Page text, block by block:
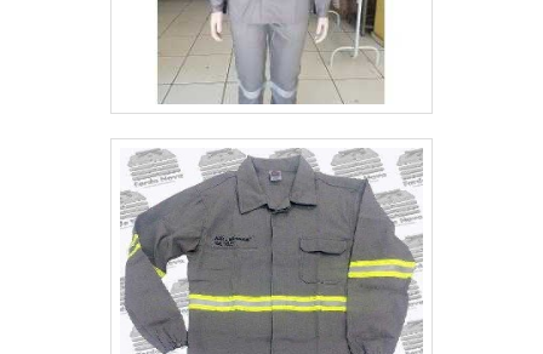
destaque quando pensamos em uma
empresa que entrega confiança e produtos
de qualidade. Alguns desses motivos são:
Atendimento personalizado; Profissionais
Preço justo; Diversas opções de
pagamento disponíveis; Investimento
constante em tecnologia; Suporte via
WhatsApp.QUALIDADE COMPROVADA
NO SEGMENTOSomente na GG Uniformes
existe o que há de melhor em EPI jaqueta
térmica. Os clientes encontram itens como